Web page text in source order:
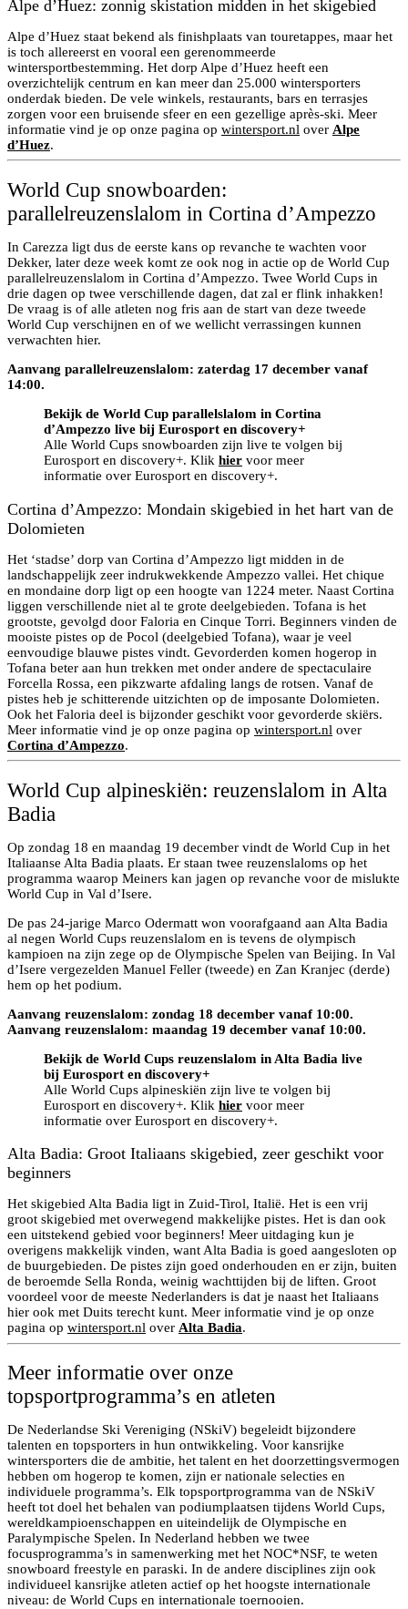
Alpe d’Huez: zonnig skistation midden in het skigebied
Alpe d’Huez staat bekend als finishplaats van touretappes, maar het
is toch allereerst en vooral een gerenommeerde
wintersportbestemming. Het dorp Alpe d’Huez heeft een
overzichtelijk centrum en kan meer dan 25.000 wintersporters
onderdak bieden. De vele winkels, restaurants, bars en terrasjes
zorgen voor een bruisende sfeer en een gezellige après-ski. Meer
informatie vind je op onze pagina op wintersport.nl over Alpe
d’Huez.
World Cup snowboarden:
parallelreuzenslalom in Cortina d’Ampezzo
In Carezza ligt dus de eerste kans op revanche te wachten voor
Dekker, later deze week komt ze ook nog in actie op de World Cup
parallelreuzenslalom in Cortina d’Ampezzo. Twee World Cups in
drie dagen op twee verschillende dagen, dat zal er flink inhakken!
De vraag is of alle atleten nog fris aan de start van deze tweede
World Cup verschijnen en of we wellicht verrassingen kunnen
verwachten hier.
Aanvang parallelreuzenslalom: zaterdag 17 december vanaf
14:00.
Bekijk de World Cup parallelslalom in Cortina
d’Ampezzo live bij Eurosport en discovery+
Alle World Cups snowboarden zijn live te volgen bij
Eurosport en discovery+. Klik hier voor meer
informatie over Eurosport en discovery+.
Cortina d’Ampezzo: Mondain skigebied in het hart van de
Dolomieten
Het ‘stadse’ dorp van Cortina d’Ampezzo ligt midden in de
landschappelijk zeer indrukwekkende Ampezzo vallei. Het chique
en mondaine dorp ligt op een hoogte van 1224 meter. Naast Cortina
liggen verschillende niet al te grote deelgebieden. Tofana is het
grootste, gevolgd door Faloria en Cinque Torri. Beginners vinden de
mooiste pistes op de Pocol (deelgebied Tofana), waar je veel
eenvoudige blauwe pistes vindt. Gevorderden komen hogerop in
Tofana beter aan hun trekken met onder andere de spectaculaire
Forcella Rossa, een pikzwarte afdaling langs de rotsen. Vanaf de
pistes heb je schitterende uitzichten op de imposante Dolomieten.
Ook het Faloria deel is bijzonder geschikt voor gevorderde skiërs.
Meer informatie vind je op onze pagina op wintersport.nl over
Cortina d’Ampezzo.
World Cup alpineskiën: reuzenslalom in Alta
Badia
Op zondag 18 en maandag 19 december vindt de World Cup in het
Italiaanse Alta Badia plaats. Er staan twee reuzenslaloms op het
programma waarop Meiners kan jagen op revanche voor de mislukte
World Cup in Val d’Isere.
De pas 24-jarige Marco Odermatt won voorafgaand aan Alta Badia
al negen World Cups reuzenslalom en is tevens de olympisch
kampioen na zijn zege op de Olympische Spelen van Beijing. In Val
d’Isere vergezelden Manuel Feller (tweede) en Zan Kranjec (derde)
hem op het podium.
Aanvang reuzenslalom: zondag 18 december vanaf 10:00.
Aanvang reuzenslalom: maandag 19 december vanaf 10:00.
Bekijk de World Cups reuzenslalom in Alta Badia live
bij Eurosport en discovery+
Alle World Cups alpineskiën zijn live te volgen bij
Eurosport en discovery+. Klik hier voor meer
informatie over Eurosport en discovery+.
Alta Badia: Groot Italiaans skigebied, zeer geschikt voor
beginners
Het skigebied Alta Badia ligt in Zuid-Tirol, Italië. Het is een vrij
groot skigebied met overwegend makkelijke pistes. Het is dan ook
een uitstekend gebied voor beginners! Meer uitdaging kun je
overigens makkelijk vinden, want Alta Badia is goed aangesloten op
de buurgebieden. De pistes zijn goed onderhouden en er zijn, buiten
de beroemde Sella Ronda, weinig wachttijden bij de liften. Groot
voordeel voor de meeste Nederlanders is dat je naast het Italiaans
hier ook met Duits terecht kunt. Meer informatie vind je op onze
pagina op wintersport.nl over Alta Badia.
Meer informatie over onze
topsportprogramma’s en atleten
De Nederlandse Ski Vereniging (NSkiV) begeleidt bijzondere
talenten en topsporters in hun ontwikkeling. Voor kansrijke
wintersporters die de ambitie, het talent en het doorzettingsvermogen
hebben om hogerop te komen, zijn er nationale selecties en
individuele programma’s. Elk topsportprogramma van de NSkiV
heeft tot doel het behalen van podiumplaatsen tijdens World Cups,
wereldkampioenschappen en uiteindelijk de Olympische en
Paralympische Spelen. In Nederland hebben we twee
focusprogramma’s in samenwerking met het NOC*NSF, te weten
snowboard freestyle en paraski. In de andere disciplines zijn ook
individueel kansrijke atleten actief op het hoogste internationale
niveau: de World Cups en internationale toernooien.